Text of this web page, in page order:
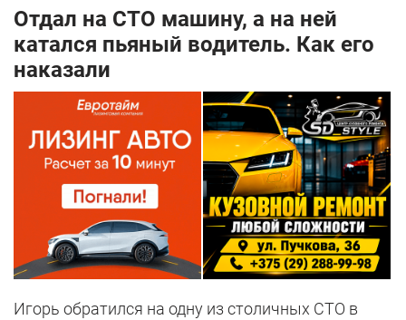
Отдал на СТО машину, а на ней
катался пьяный водитель. Как его
наказали
Игорь обратился на одну из столичных СТО в